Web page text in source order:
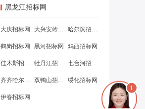
黑龙江招标网
大庆招标网 大兴安岭招标网 哈尔滨招标网
鹤岗招标网 黑河招标网 鸡西招标网
佳木斯招标网 牡丹江招标网 七台河招标网
齐齐哈尔招标网 双鸭山招标网 绥化招标网
伊春招标网